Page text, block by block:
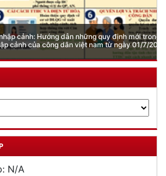
Hướng dẫn những quy định mới trong lĩnh
của công dân việt nam từ ngày 01/7/2026
N/A